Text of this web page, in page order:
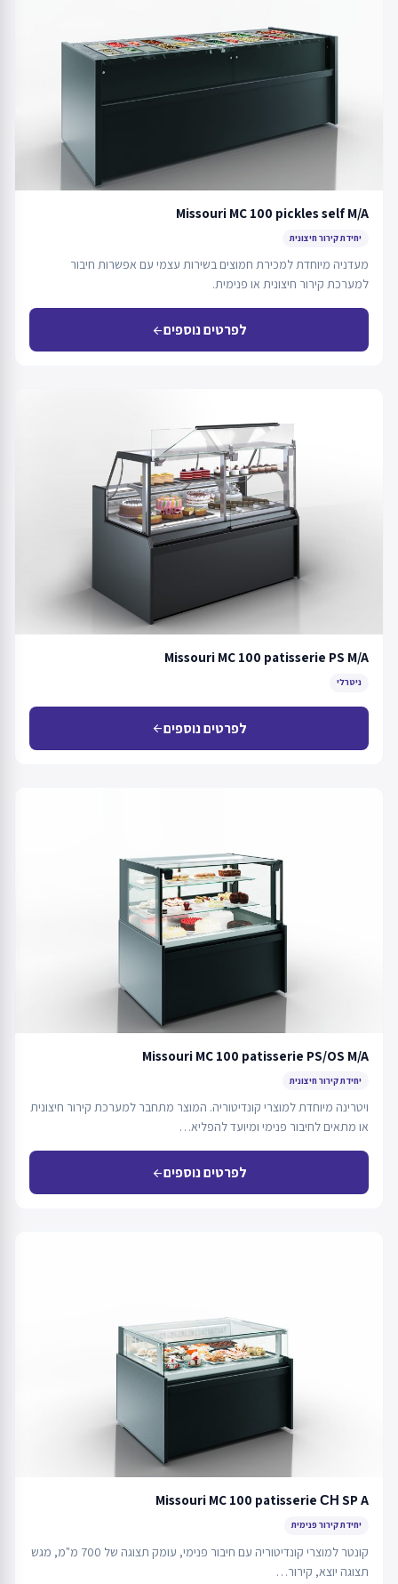
Missouri MC 100 pickles self M/A
יחידת קירור חיצונית
מעדניה מיוחדת למכירת חמוצים בשירות עצמי עם אפשרות חיבור
למערכת קירור חיצונית או פנימית.
לפרטים נוספיםarrow_back
Missouri MC 100 patisserie PS M/A
ניטרלי
לפרטים נוספיםarrow_back
Missouri MC 100 patisserie PS/OS M/A
יחידת קירור חיצונית
ויטרינה מיוחדת למוצרי קונדיטוריה. המוצר מתחבר למערכת קירור חיצונית
או מתאים לחיבור פנימי ומיועד להפליא…
לפרטים נוספיםarrow_back
Missouri MC 100 patisserie СН SP A
יחידת קירור פנימית
קונטר למוצרי קונדיטוריה עם חיבור פנימי, עומק תצוגה של 700 מ"מ, מגש
תצוגה יוצא, קירור…